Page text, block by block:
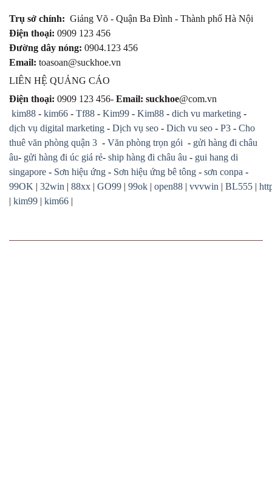
Trụ sở chính: Giảng Võ - Quận Ba Đình - Thành phố Hà Nội
Điện thoại: 0909 123 456
Đường dây nóng: 0904.123 456
Email: toasoan@suckhoe.vn
LIÊN HỆ QUẢNG CÁO
Điện thoại: 0909 123 456- Email: suckhoe@com.vn
kim88 - kim66 - Tf88 - Kim99 - Kim88 - dich vu marketing -
dịch vụ digital marketing - Dịch vụ seo - Dich vu seo - P3 - Cho
thuê văn phòng quận 3 - Văn phòng trọn gói - gửi hàng đi châu
âu- gửi hàng đi úc giá rẻ- ship hàng đi châu âu - gui hang di
singapore - Sơn hiệu ứng - Sơn hiệu ứng bê tông - sơn conpa -
99OK | 32win | 88xx | GO99 | 99ok | open88 | vvvwin | BL555 |
| kim99 | kim66 |